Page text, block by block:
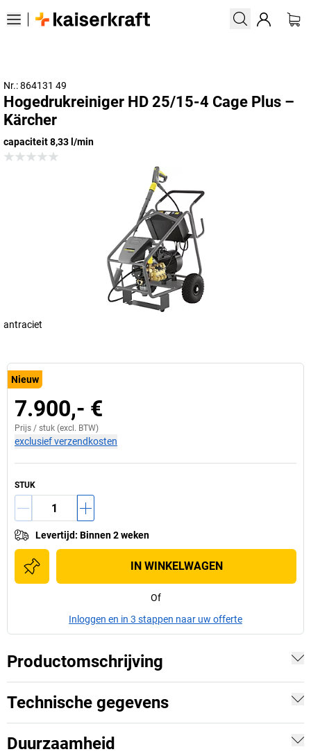
Nr.: 864131 49
Hogedrukreiniger HD 25/15-4 Cage Plus –
Kärcher
capaciteit 8,33 l/min
antraciet
Nieuw
7.900,- €
Prijs / stuk (excl. BTW)
exclusief verzendkosten
STUK
Levertijd: Binnen 2 weken
IN WINKELWAGEN
Of
Inloggen en in 3 stappen naar uw offerte
Productomschrijving
Technische gegevens
Duurzaamheid